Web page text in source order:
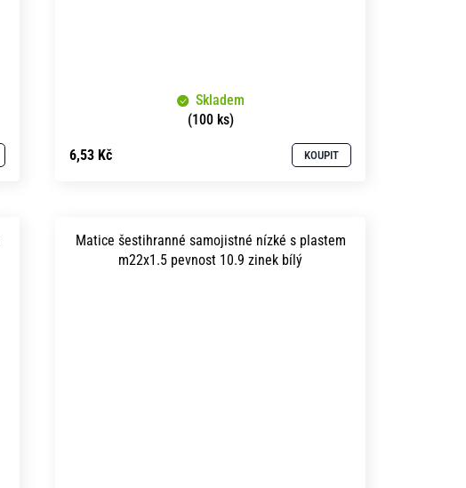
Skladem
(100 ks)
6,53 Kč KOUPIT
Matice šestihranné samojistné nízké s plastem
m22x1.5 pevnost 10.9 zinek bílý